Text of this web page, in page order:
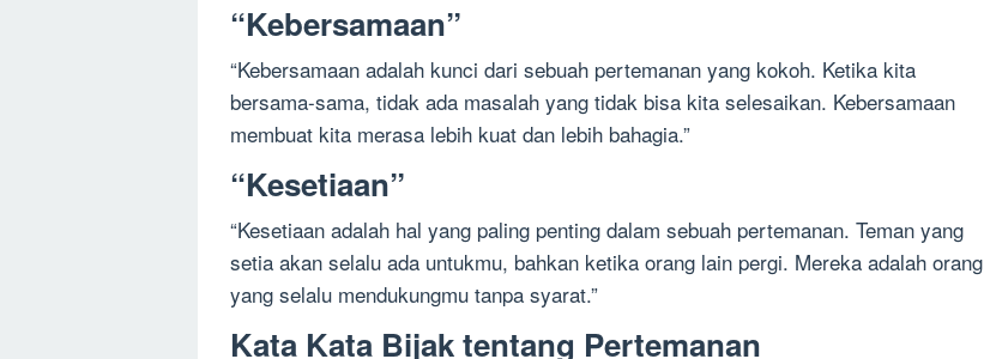
“Kebersamaan”
“Kebersamaan adalah kunci dari sebuah pertemanan yang kokoh. Ketika kita
bersama-sama, tidak ada masalah yang tidak bisa kita selesaikan. Kebersamaan
membuat kita merasa lebih kuat dan lebih bahagia.”
“Kesetiaan”
“Kesetiaan adalah hal yang paling penting dalam sebuah pertemanan. Teman yang
setia akan selalu ada untukmu, bahkan ketika orang lain pergi. Mereka adalah orang
yang selalu mendukungmu tanpa syarat.”
Kata Kata Bijak tentang Pertemanan